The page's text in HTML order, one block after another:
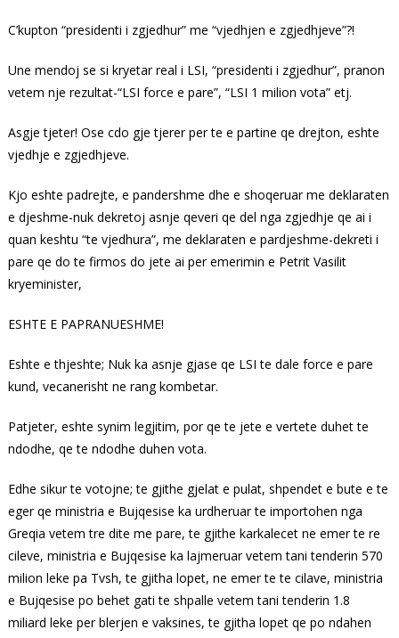
C’kupton “presidenti i zgjedhur” me “vjedhjen e zgjedhjeve”?!
Une mendoj se si kryetar real i LSI, “presidenti i zgjedhur”, pranon
vetem nje rezultat-“LSI force e pare”, “LSI 1 milion vota” etj.
Asgje tjeter! Ose cdo gje tjerer per te e partine qe drejton, eshte
vjedhje e zgjedhjeve.
Kjo eshte padrejte, e pandershme dhe e shoqeruar me deklaraten
e djeshme-nuk dekretoj asnje qeveri qe del nga zgjedhje qe ai i
quan keshtu “te vjedhura”, me deklaraten e pardjeshme-dekreti i
pare qe do te firmos do jete ai per emerimin e Petrit Vasilit
kryeminister,
ESHTE E PAPRANUESHME!
Eshte e thjeshte; Nuk ka asnje gjase qe LSI te dale force e pare
kund, vecanerisht ne rang kombetar.
Patjeter, eshte synim legjitim, por qe te jete e vertete duhet te
ndodhe, qe te ndodhe duhen vota.
Edhe sikur te votojne; te gjithe gjelat e pulat, shpendet e bute e te
eger qe ministria e Bujqesise ka urdheruar te importohen nga
Greqia vetem tre dite me pare, te gjithe karkalecet ne emer te re
cileve, ministria e Bujqesise ka lajmeruar vetem tani tenderin 570
milion leke pa Tvsh, te gjitha lopet, ne emer te te cilave, ministria
e Bujqesise po behet gati te shpalle vetem tani tenderin 1.8
miliard leke per blerjen e vaksines, te gjitha lopet qe po ndahen